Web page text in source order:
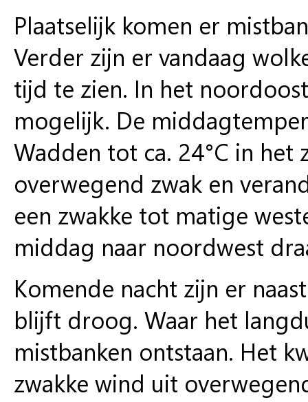
Plaatselijk komen er
Verder zijn er vandaag
tijd te zien. In het
mogelijk. De
Wadden tot ca. 24°C in het
overwegend zwak en
een zwakke tot matige
middag naar noordwest
Komende nacht zijn er
blijft droog. Waar het
mistbanken ontstaan. Het
zwakke wind uit